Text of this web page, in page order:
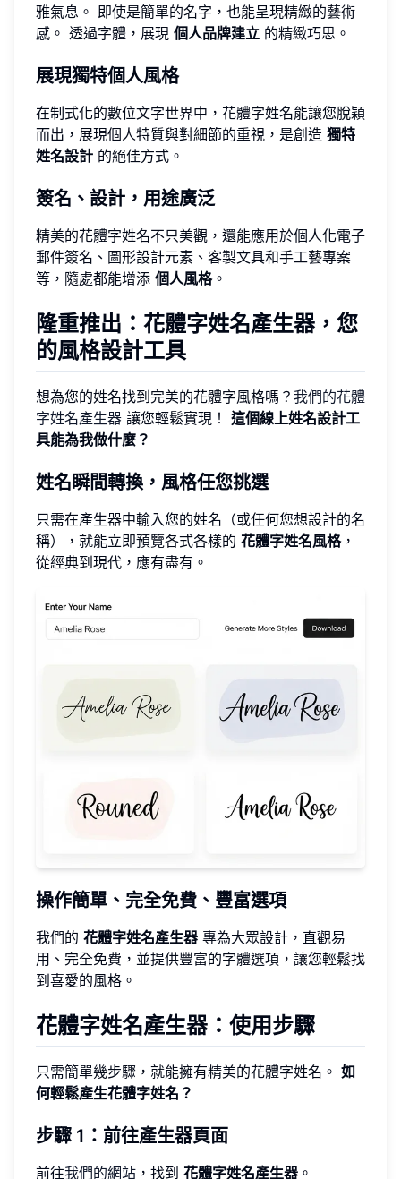
雅氣息。 即使是簡單的名字，也能呈現精緻的藝術
感。 透過字體，展現 個人品牌建立 的精緻巧思。
展現獨特個人風格
在制式化的數位文字世界中，花體字姓名能讓您脫穎
而出，展現個人特質與對細節的重視，是創造 獨特
姓名設計 的絕佳方式。
簽名、設計，用途廣泛
精美的花體字姓名不只美觀，還能應用於個人化電子
郵件簽名、圖形設計元素、客製文具和手工藝專案
等，隨處都能增添 個人風格。
隆重推出：花體字姓名產生器，您
的風格設計工具
想為您的姓名找到完美的花體字風格嗎？ 我們的花體
字姓名產生器 讓您輕鬆實現！ 這個線上姓名設計工
具能為我做什麼？
姓名瞬間轉換，風格任您挑選
只需在產生器中輸入您的姓名（或任何您想設計的名
稱），就能立即預覽各式各樣的 花體字姓名風格，
從經典到現代，應有盡有。
操作簡單、完全免費、豐富選項
我們的 花體字姓名產生器 專為大眾設計，直觀易
用、完全免費，並提供豐富的字體選項，讓您輕鬆找
到喜愛的風格。
花體字姓名產生器：使用步驟
只需簡單幾步驟，就能擁有精美的花體字姓名。 如
何輕鬆產生花體字姓名？
步驟 1：前往產生器頁面
前往我們的網站 ，找到 花體字姓名產生器 。